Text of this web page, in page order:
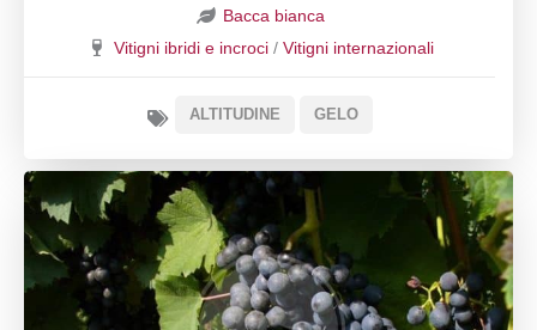
Bacca bianca
Vitigni ibridi e incroci / Vitigni internazionali
ALTITUDINE GELO